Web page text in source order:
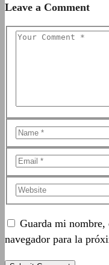
Leave a Comment
Guarda mi nombre,
navegador para la